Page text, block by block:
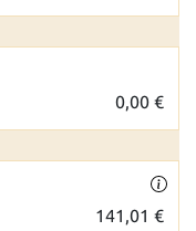
0,00 €
141,01 €